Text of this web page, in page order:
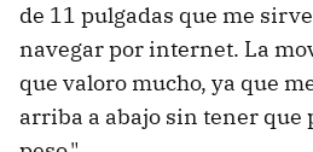
de 11 pulgadas que me
navegar por internet. La
que valoro mucho, ya que
arriba a abajo sin tener que